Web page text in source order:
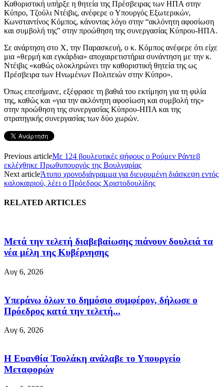
Καθοριστική υπήρξε η θητεία της Πρέσβειρας των ΗΠΑ στην
Κύπρο, Τζούλι Ντέιβις, ανέφερε ο Υπουργός Εξωτερικών,
Κωνσταντίνος Κόμπος, κάνοντας λόγο στην “ακλόνητη αφοσίωση
και συμβολή της” στην προώθηση της συνεργασίας Κύπρου-ΗΠΑ.
Σε ανάρτηση στο Χ, την Παρασκευή, ο κ. Κόμπος ανέφερε ότι είχε
μια «θερμή και εγκάρδια» αποχαιρετιστήρια συνάντηση με την κ.
Ντέιβις «καθώς ολοκληρώνει την καθοριστική θητεία της ως
Πρέσβειρα των Ηνωμένων Πολιτειών στην Κύπρο».
Όπως επεσήμανε, εξέφρασε τη βαθιά του εκτίμηση για τη φιλία
της, καθώς και «για την ακλόνητη αφοσίωση και συμβολή της»
στην προώθηση της συνεργασίας Κύπρου-ΗΠΑ και της
στρατηγικής συνεργασίας των δύο χωρών.
Previous articleΜε 124 βουλευτικές ψήφους ο Ρούμεν Ράντεβ
εκλέχθηκε Πρωθυπουργός της Βουλγαρίας
Next articleΆτυπο χρονοδιάγραμμα για διευρυμένη διάσκεψη εντός
καλοκαιριού, λέει ο Πρόεδρος Χριστοδουλίδης
RELATED ARTICLES
Μετά την τελετή διαβεβαίωσης πιάνουν δουλειά τα
νέα μέλη της Κυβέρνησης
Αυγ 6, 2026
Υπεράνω όλων το δημόσιο συμφέρον, δήλωσε ο
Πρόεδρος κατά την τελετή...
Αυγ 6, 2026
Η Ευανθία Τσολάκη ανάλαβε το Υπουργείο
Μεταφορών